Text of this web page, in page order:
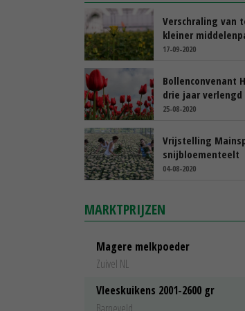
Verschraling van
kleiner
17-09-2020
Bollenconvenant
drie jaar verlengd
25-08-2020
Vrijstelling
snijbloementeelt
04-08-2020
MARKTPRIJZEN
Magere melkpoeder
Zuivel NL
Vleeskuikens 2001-2600 gr